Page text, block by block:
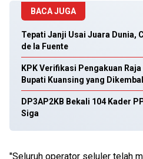
BACA JUGA
Tepati Janji Usai Juara Dunia,
de la Fuente
KPK Verifikasi Pengakuan
Bupati Kuansing yang
DP3AP2KB Bekali 104 Kader
Siga
"Seluruh operator seluler telah